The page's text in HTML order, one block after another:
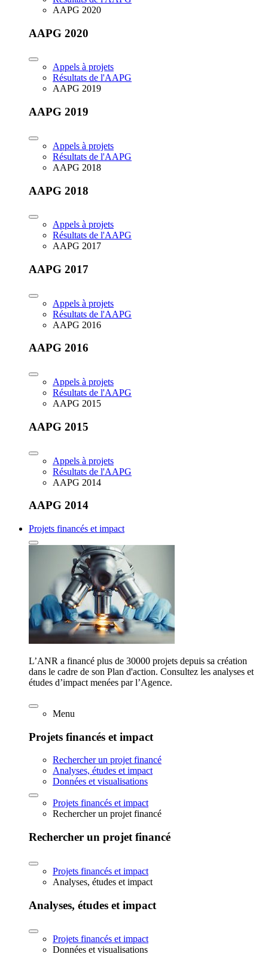
AAPG 2020
AAPG 2020
Appels à projets
Résultats de l'AAPG
AAPG 2019
AAPG 2019
Appels à projets
Résultats de l'AAPG
AAPG 2018
AAPG 2018
Appels à projets
Résultats de l'AAPG
AAPG 2017
AAPG 2017
Appels à projets
Résultats de l'AAPG
AAPG 2016
AAPG 2016
Appels à projets
Résultats de l'AAPG
AAPG 2015
AAPG 2015
Appels à projets
Résultats de l'AAPG
AAPG 2014
AAPG 2014
Projets financés et impact
L’ANR a financé plus de 30000 projets depuis sa création
dans le cadre de son Plan d'action. Consultez les analyses et
études d’impact menées par l’Agence.
Menu
Projets financés et impact
Rechercher un projet financé
Analyses, études et impact
Données et visualisations
Projets financés et impact
Rechercher un projet financé
Rechercher un projet financé
Projets financés et impact
Analyses, études et impact
Analyses, études et impact
Projets financés et impact
Données et visualisations